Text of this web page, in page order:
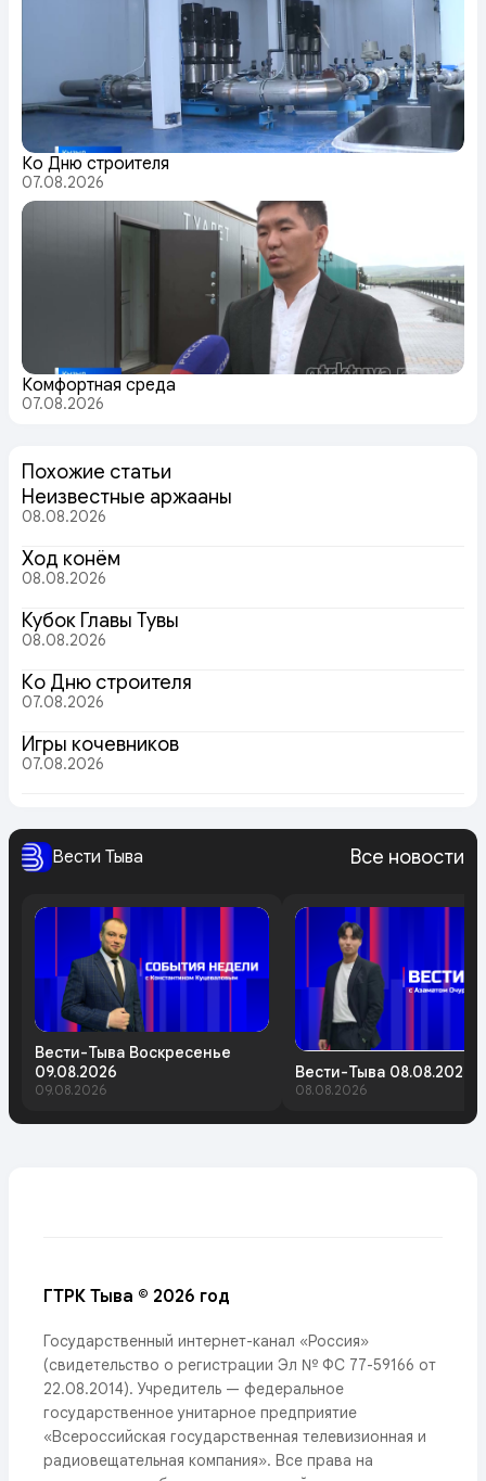
Ко Дню строителя
07.08.2026
Комфортная среда
07.08.2026
Похожие статьи
Неизвестные аржааны
08.08.2026
Ход конём
08.08.2026
Кубок Главы Тувы
08.08.2026
Ко Дню строителя
07.08.2026
Игры кочевников
07.08.2026
Вести Тыва Все новости
Вести-Тыва Воскресенье
09.08.2026
09.08.2026
Вести-Тыва 08.08.2026
08.08.2026
ГТРК Тыва © 2026 год
Государственный интернет-канал «Россия»
(свидетельство о регистрации Эл № ФС 77-59166 от
22.08.2014). Учредитель — федеральное
государственное унитарное предприятие
«Всероссийская государственная телевизионная и
радиовещательная компания». Все права на